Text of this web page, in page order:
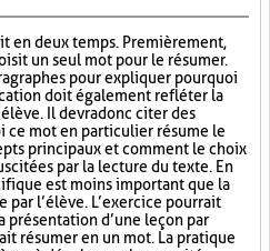
en deux temps. Premièrement,
un seul mot pour le résumer.
pour expliquer pourquoi
doit également refléter la
Il devra donc citer des
ce mot en particulier résume le
principaux et comment le choix
par la lecture du texte. En
est moins important que la
l’élève. L’exercice pourrait
présentation d’une leçon par
résumer en un mot. La pratique